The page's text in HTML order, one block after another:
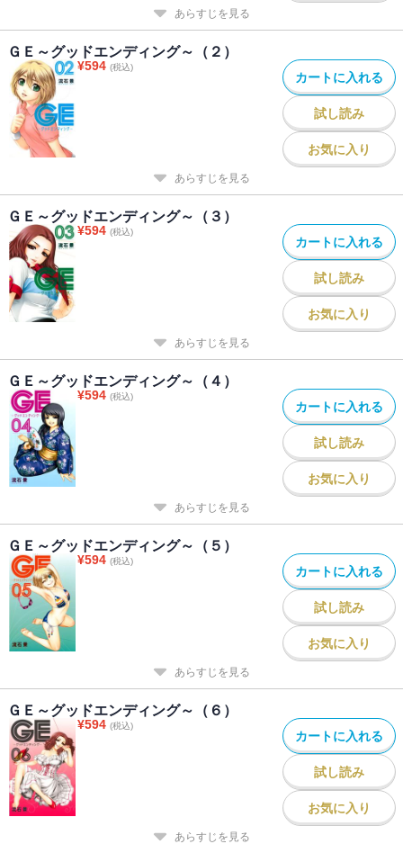
あらすじを見る
ＧＥ～グッドエンディング～（２）
¥594 (税込)
カートに入れる
試し読み
お気に入り
あらすじを見る
ＧＥ～グッドエンディング～（３）
¥594 (税込)
カートに入れる
試し読み
お気に入り
あらすじを見る
ＧＥ～グッドエンディング～（４）
¥594 (税込)
カートに入れる
試し読み
お気に入り
あらすじを見る
ＧＥ～グッドエンディング～（５）
¥594 (税込)
カートに入れる
試し読み
お気に入り
あらすじを見る
ＧＥ～グッドエンディング～（６）
¥594 (税込)
カートに入れる
試し読み
お気に入り
あらすじを見る